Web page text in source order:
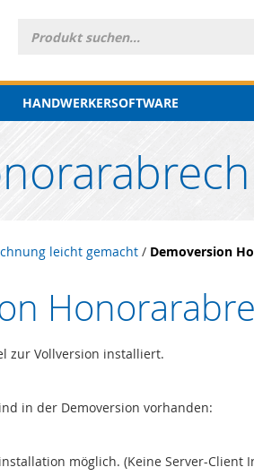
HANDWERKERSOFTWARE
leicht gemacht / Demoversion
zur Vollversion installiert.
in der Demoversion vorhanden:
möglich. (Keine Server-Client